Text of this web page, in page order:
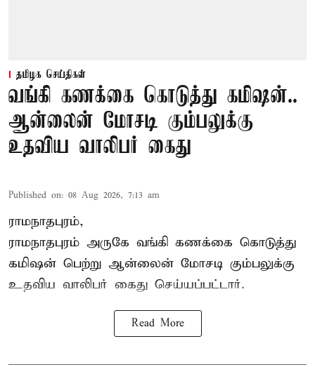
தமிழக செய்திகள்
வங்கி கணக்கை கொடுத்து கமிஷன்..
ஆன்லைன் மோசடி கும்பலுக்கு
உதவிய வாலிபர் கைது
Published on: 08 Aug 2026, 7:13 am
ராமநாதபுரம்,
ராமநாதபுரம் அருகே வங்கி கணக்கை கொடுத்து
கமிஷன் பெற்று ஆன்லைன் மோசடி கும்பலுக்கு
உதவிய வாலிபர் கைது செய்யப்பட்டார்.
Read More